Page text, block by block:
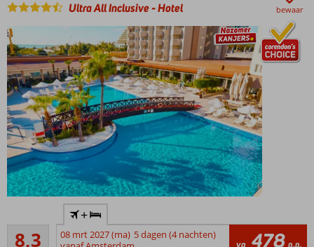
Ultra All Inclusive-Hotel bewaar
familiehotel
in Lara
8,3Zeer goed
1720
+
08 mrt 2027 (ma) 5 dagen (4 nachten)
va 478 p.p.